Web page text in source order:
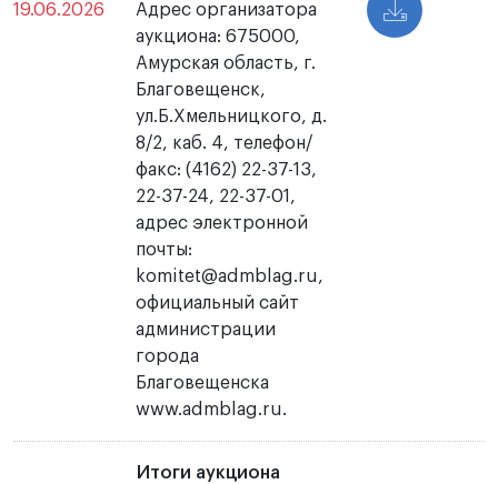
19.06.2026
Адрес организатора
аукциона: 675000,
Амурская область, г.
Благовещенск,
ул.Б.Хмельницкого, д.
8/2, каб. 4, телефон/
факс: (4162) 22-37-13,
22-37-24, 22-37-01,
адрес электронной
почты:
komitet@admblag.ru,
официальный сайт
администрации
города
Благовещенска
www.admblag.ru.
Итоги аукциона